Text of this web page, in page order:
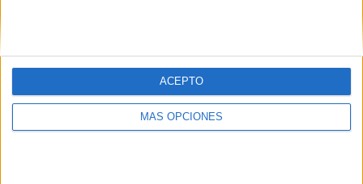
MÁS OPCIONES
ACEPTO